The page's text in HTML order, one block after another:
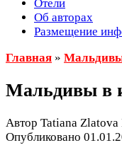
Отели
Об авторах
Размещение
Главная »
Мальдивы в
Автор Tatiana Zlatova
Опубликовано